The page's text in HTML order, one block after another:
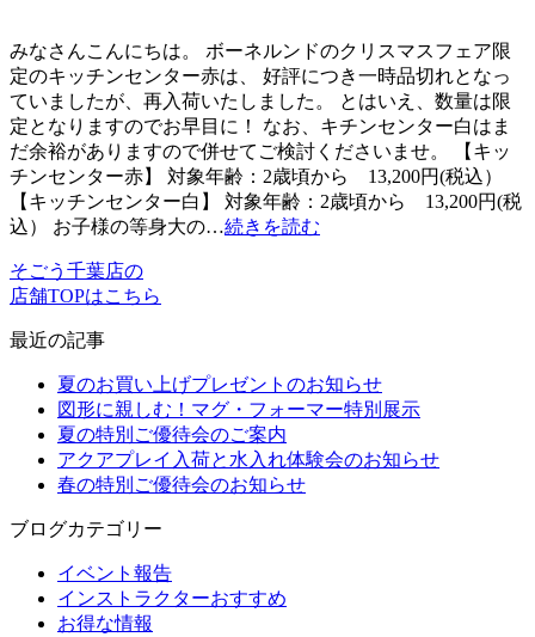
みなさんこんにちは。 ボーネルンドのクリスマスフェア限
定のキッチンセンター赤は、 好評につき一時品切れとなっ
ていましたが、再入荷いたしました。 とはいえ、数量は限
定となりますのでお早目に！ なお、キチンセンター白はま
だ余裕がありますので併せてご検討くださいませ。 【キッ
チンセンター赤】 対象年齢：2歳頃から 13,200円(税込）
【キッチンセンター白】 対象年齢：2歳頃から 13,200円(税
込） お子様の等身大の…続きを読む
そごう千葉店の
店舗TOPはこちら
最近の記事
夏のお買い上げプレゼントのお知らせ
図形に親しむ！マグ・フォーマー特別展示
夏の特別ご優待会のご案内
アクアプレイ入荷と水入れ体験会のお知らせ
春の特別ご優待会のお知らせ
ブログカテゴリー
イベント報告
インストラクターおすすめ
お得な情報